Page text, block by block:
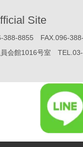
Site
388-8855 FAX.096-
会館1016号室